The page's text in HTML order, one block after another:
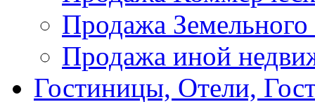
Продажа Земельного
Продажа иной
Гостиницы, Отели,